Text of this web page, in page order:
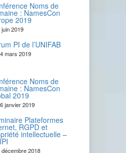
Noms de
: NamesCon
2019
juin 2019
PI de l’UNIFAB
mars 2019
Noms de
: NamesCon
2019
janvier 2019
Plateformes
RGPD et
intellectuelle –
décembre 2018